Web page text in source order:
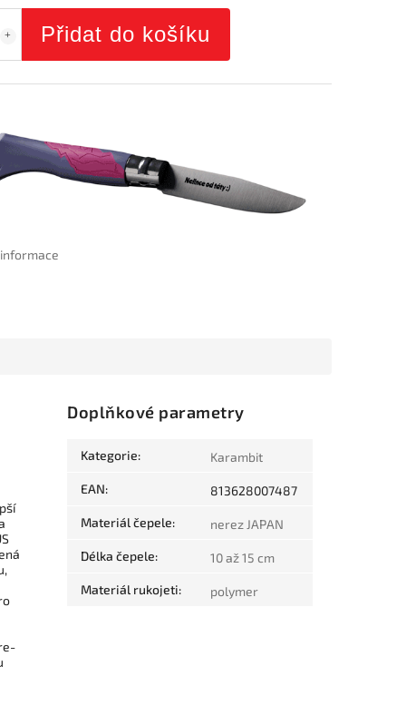
Přidat do košíku
Doplňkové parametry
Kategorie: Karambit
EAN: 813628007487
Materiál čepele: nerez JAPAN
Délka čepele: 10 až 15 cm
Materiál rukojeti: polymer